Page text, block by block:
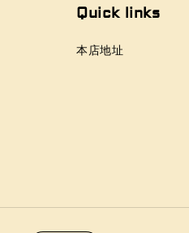
Quick links
本店地址